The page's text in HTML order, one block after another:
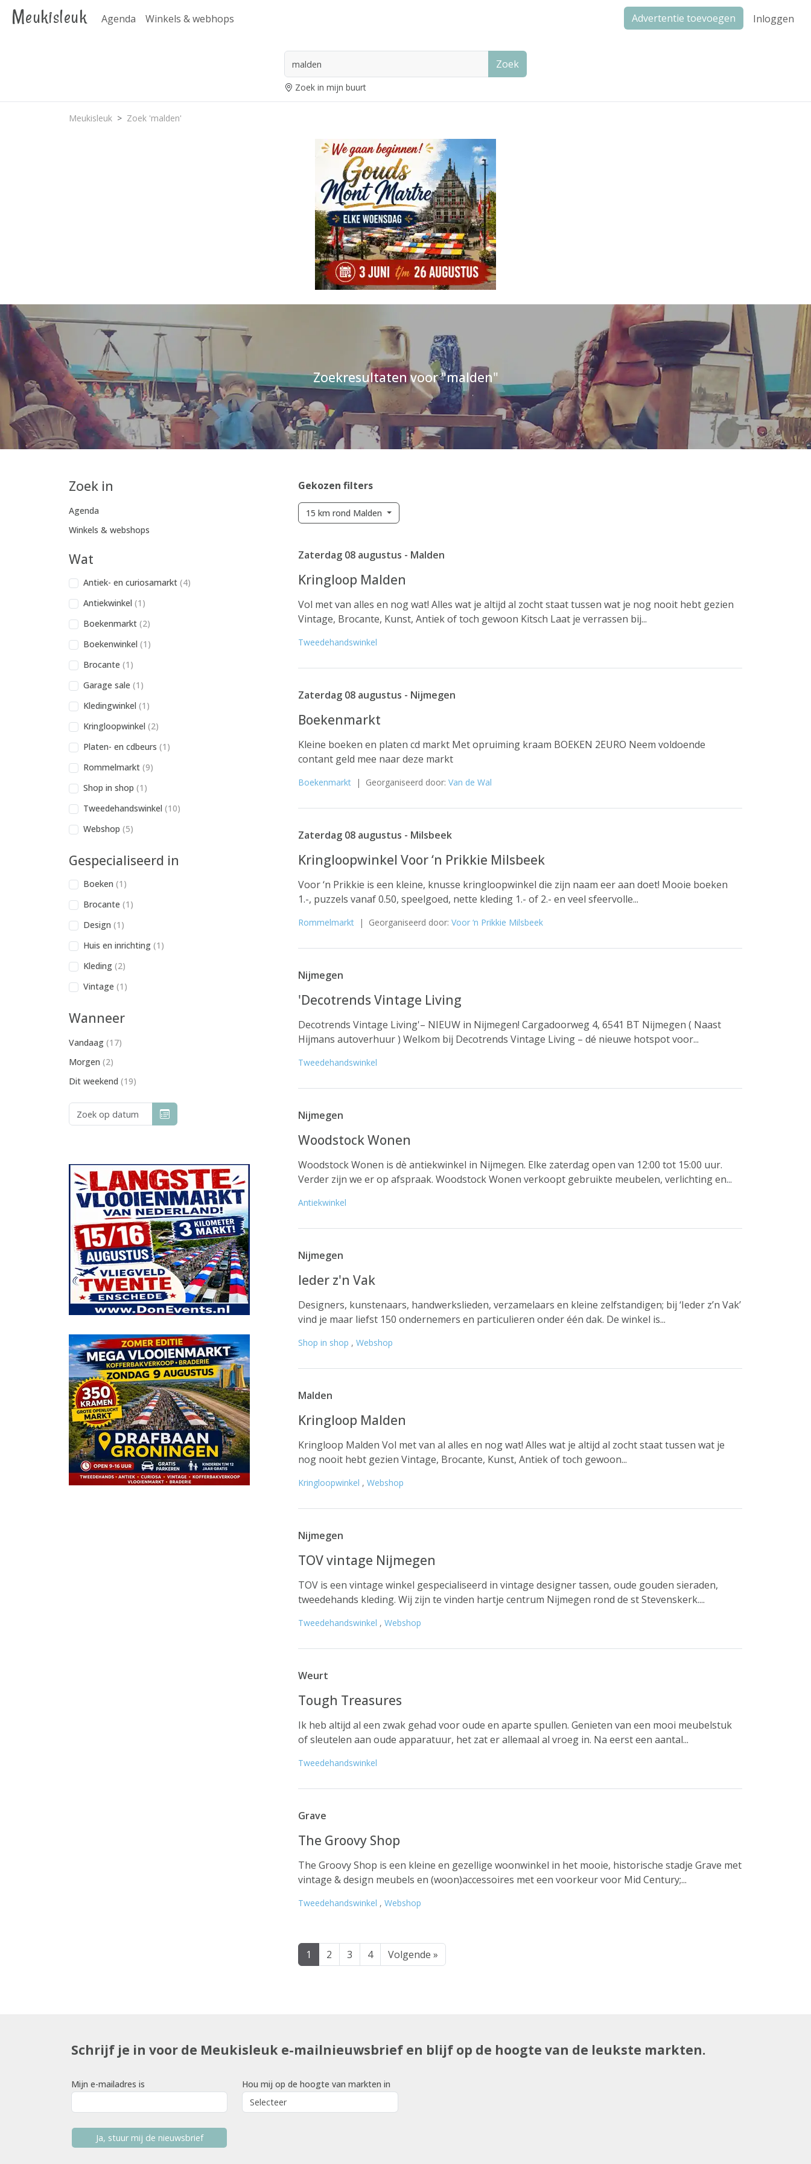
Meukisleuk Agenda Winkels & webhops Advertentie toevoegen Inloggen
Zoek
Zoek in mijn buurt
Meukisleuk Zoek 'malden'
Zoekresultaten voor "malden"
Zoek in
Agenda
Winkels & webshops
Wat
Antiek- en curiosamarkt (4)
Antiekwinkel (1)
Boekenmarkt (2)
Boekenwinkel (1)
Brocante (1)
Garage sale (1)
Kledingwinkel (1)
Kringloopwinkel (2)
Platen- en cdbeurs (1)
Rommelmarkt (9)
Shop in shop (1)
Tweedehandswinkel (10)
Webshop (5)
Gespecialiseerd in
Boeken (1)
Brocante (1)
Design (1)
Huis en inrichting (1)
Kleding (2)
Vintage (1)
Wanneer
Vandaag (17)
Morgen (2)
Dit weekend (19)
Gekozen filters
15 km rond Malden
Zaterdag 08 augustus - Malden
Kringloop Malden
Vol met van alles en nog wat! Alles wat je altijd al zocht staat tussen wat je nog nooit hebt gezien
Vintage, Brocante, Kunst, Antiek of toch gewoon Kitsch Laat je verrassen bij...
Tweedehandswinkel
Zaterdag 08 augustus - Nijmegen
Boekenmarkt
Kleine boeken en platen cd markt Met opruiming kraam BOEKEN 2EURO Neem voldoende
contant geld mee naar deze markt
Boekenmarkt | Georganiseerd door: Van de Wal
Zaterdag 08 augustus - Milsbeek
Kringloopwinkel Voor ‘n Prikkie Milsbeek
Voor ‘n Prikkie is een kleine, knusse kringloopwinkel die zijn naam eer aan doet! Mooie boeken
1.-, puzzels vanaf 0.50, speelgoed, nette kleding 1.- of 2.- en veel sfeervolle...
Rommelmarkt | Georganiseerd door: Voor ‘n Prikkie Milsbeek
Nijmegen
'Decotrends Vintage Living
Decotrends Vintage Living'– NIEUW in Nijmegen! Cargadoorweg 4, 6541 BT Nijmegen ( Naast
Hijmans autoverhuur ) Welkom bij Decotrends Vintage Living – dé nieuwe hotspot voor...
Tweedehandswinkel
Nijmegen
Woodstock Wonen
Woodstock Wonen is dè antiekwinkel in Nijmegen. Elke zaterdag open van 12:00 tot 15:00 uur.
Verder zijn we er op afspraak. Woodstock Wonen verkoopt gebruikte meubelen, verlichting en...
Antiekwinkel
Nijmegen
Ieder z'n Vak
Designers, kunstenaars, handwerkslieden, verzamelaars en kleine zelfstandigen; bij ‘Ieder z’n Vak’
vind je maar liefst 150 ondernemers en particulieren onder één dak. De winkel is...
Shop in shop , Webshop
Malden
Kringloop Malden
Kringloop Malden Vol met van al alles en nog wat! Alles wat je altijd al zocht staat tussen wat je
nog nooit hebt gezien Vintage, Brocante, Kunst, Antiek of toch gewoon...
Kringloopwinkel , Webshop
Nijmegen
TOV vintage Nijmegen
TOV is een vintage winkel gespecialiseerd in vintage designer tassen, oude gouden sieraden,
tweedehands kleding. Wij zijn te vinden hartje centrum Nijmegen rond de st Stevenskerk....
Tweedehandswinkel , Webshop
Weurt
Tough Treasures
Ik heb altijd al een zwak gehad voor oude en aparte spullen. Genieten van een mooi meubelstuk
of sleutelen aan oude apparatuur, het zat er allemaal al vroeg in. Na eerst een aantal...
Tweedehandswinkel
Grave
The Groovy Shop
The Groovy Shop is een kleine en gezellige woonwinkel in het mooie, historische stadje Grave met
vintage & design meubels en (woon)accessoires met een voorkeur voor Mid Century;...
Tweedehandswinkel , Webshop
1 2 3 4 Volgende »
Schrijf je in voor de Meukisleuk e-mailnieuwsbrief en blijf op de hoogte van de leukste markten.
Mijn e-mailadres is Hou mij op de hoogte van markten in
Ja, stuur mij de nieuwsbrief